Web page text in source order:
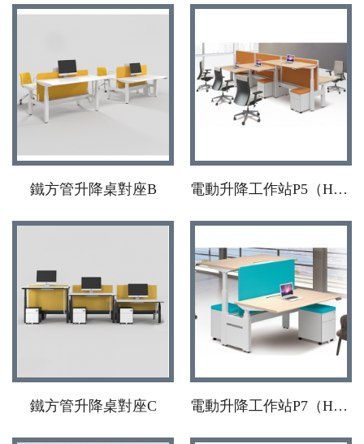
鐵方管升降桌對座B 電動升降工作站P5（H腳）
鐵方管升降桌對座C 電動升降工作站P7（H腳）